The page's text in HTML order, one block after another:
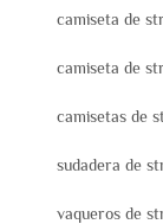
camiseta de
camiseta de
camisetas de
sudadera de
vaqueros de